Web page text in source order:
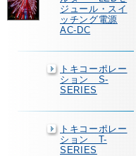
ジュール・スイ
ッチング電源
AC-DC
トキコーポレー
ション S-
SERIES
トキコーポレー
ション T-
SERIES